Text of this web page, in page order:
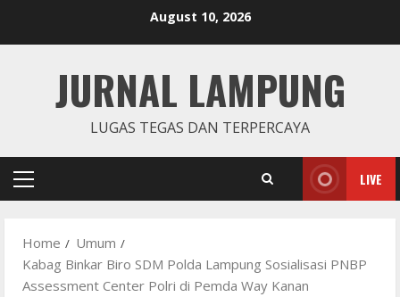
August 10, 2026
JURNAL LAMPUNG
LUGAS TEGAS DAN TERPERCAYA
Primary
LIVE
Home
Umum
Kabag Binkar Biro SDM Polda Lampung Sosialisasi PNBP
Assessment Center Polri di Pemda Way Kanan